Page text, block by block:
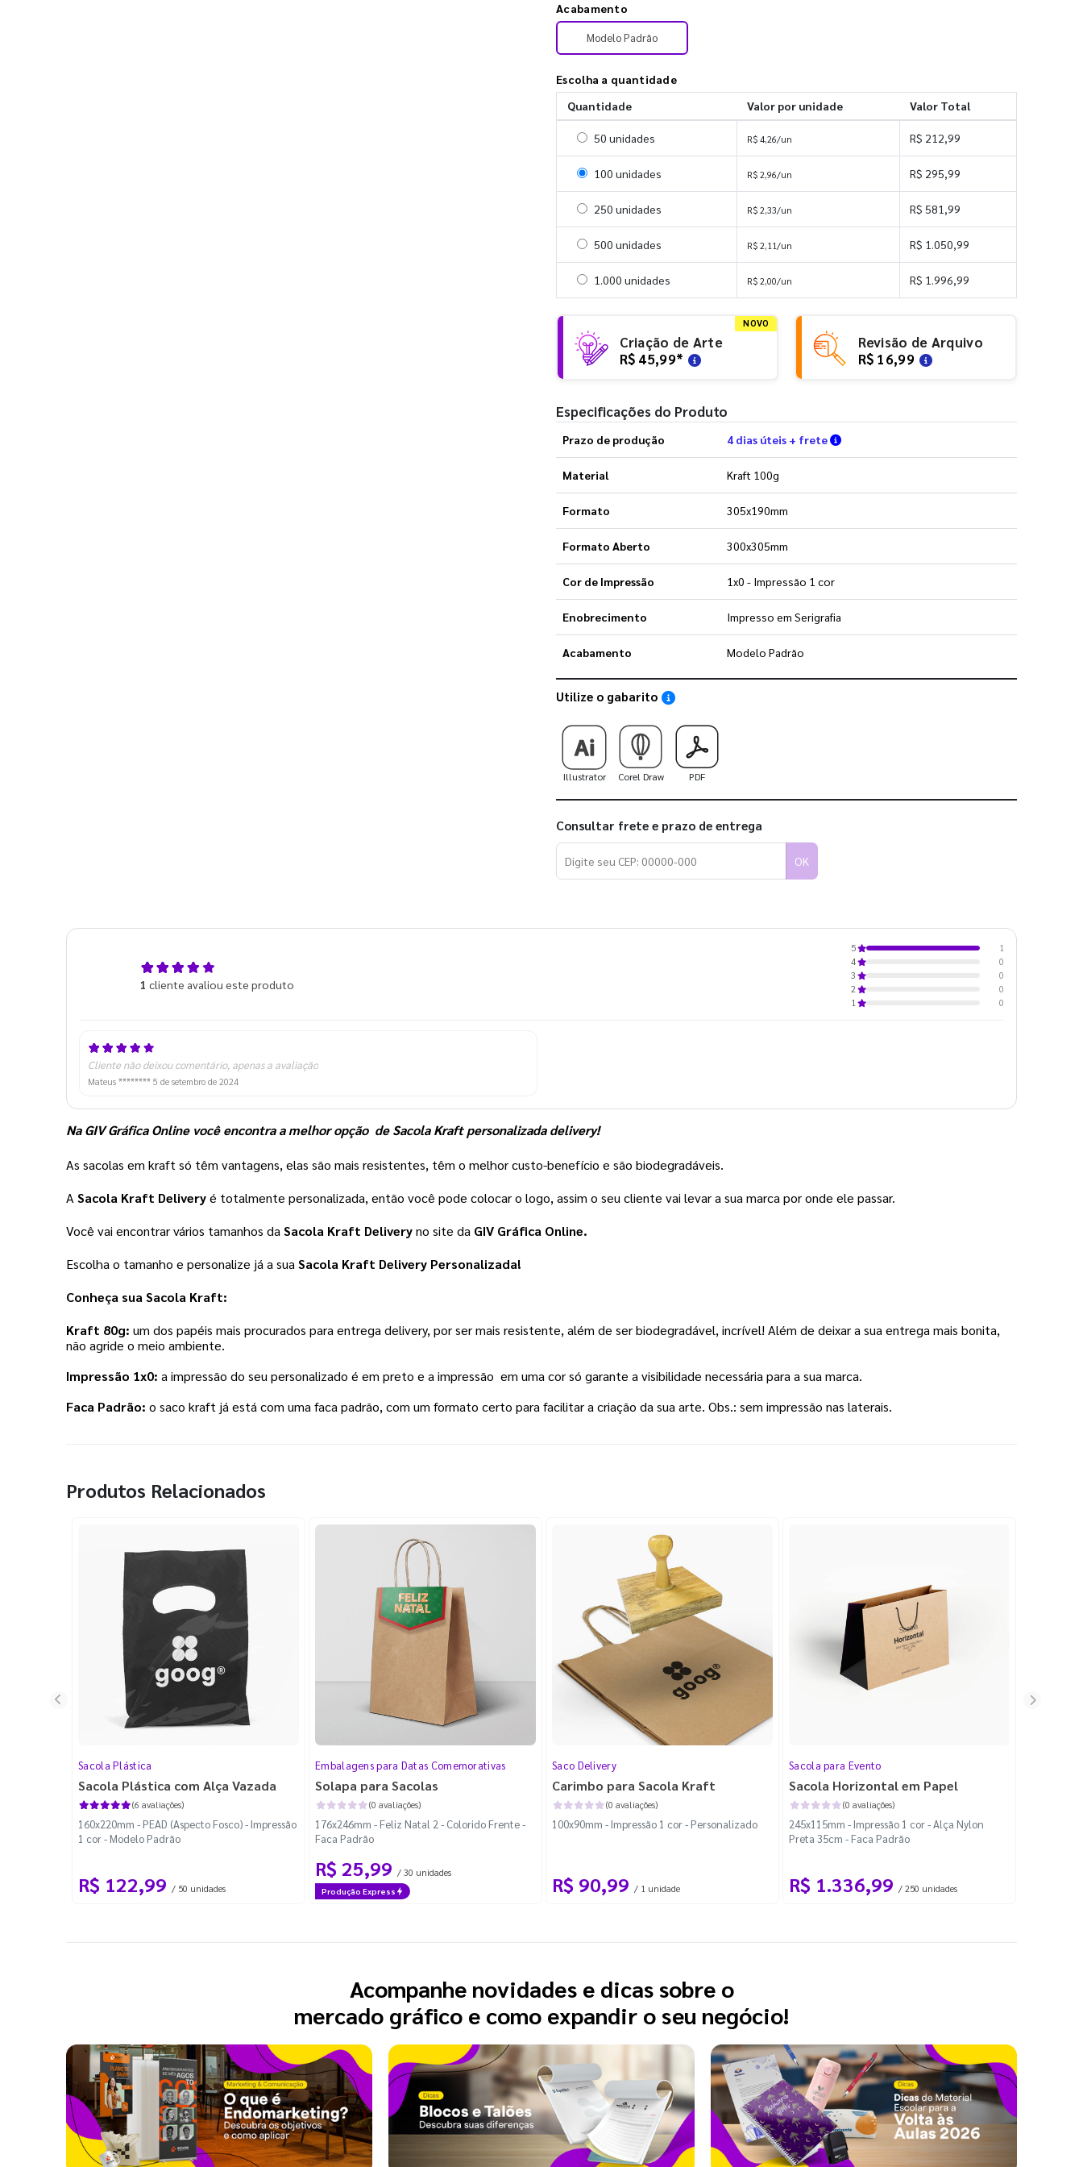
Acabamento
Modelo Padrão
Escolha a quantidade
Quantidade
Valor por unidade Valor Total
Selecionar 50 unidades
50 unidades R$ 4,26/un R$ 212,99
Selecionar 100 unidades
100 unidades R$ 2,96/un R$ 295,99
Selecionar 250 unidades
250 unidades R$ 2,33/un R$ 581,99
Selecionar 500 unidades
500 unidades R$ 2,11/un R$ 1.050,99
Selecionar 1000 unidades
1.000 unidades R$ 2,00/un R$ 1.996,99
NOVO
Criação de Arte
R$ 45,99*
Revisão de Arquivo
R$ 16,99
Especificações do Produto
Prazo de produção 4 dias úteis + frete Verifique as condições de entrega
Material Kraft 100g
Formato 305x190mm
Formato Aberto 300x305mm
Cor de Impressão 1x0 - Impressão 1 cor
Enobrecimento Impresso em Serigrafia
Acabamento Modelo Padrão
Utilize o gabarito Saiba como utilizar os nossos gabaritos
Illustrator Corel Draw PDF
Consultar frete e prazo de entrega
OK
1 cliente avaliou este produto
5
1
4
0
3
0
2
0
1
0
Cliente não deixou comentário, apenas a avaliação
Mateus ******** 5 de setembro de 2024
Na GIV Gráfica Online você encontra a melhor opção  de Sacola Kraft personalizada delivery!
As sacolas em kraft só têm vantagens, elas são mais resistentes, têm o melhor custo-benefício e são biodegradáveis.
A Sacola Kraft Delivery é totalmente personalizada, então você pode colocar o logo, assim o seu cliente vai levar a sua marca por onde ele passar.
Você vai encontrar vários tamanhos da Sacola Kraft Delivery no site da GIV Gráfica Online.
Escolha o tamanho e personalize já a sua Sacola Kraft Delivery Personalizada!
Conheça sua Sacola Kraft:
Kraft 80g: um dos papéis mais procurados para entrega delivery, por ser mais resistente, além de ser biodegradável, incrível! Além de deixar a sua entrega mais bonita,
não agride o meio ambiente.
Impressão 1x0: a impressão do seu personalizado é em preto e a impressão  em uma cor só garante a visibilidade necessária para a sua marca.
Faca Padrão: o saco kraft já está com uma faca padrão, com um formato certo para facilitar a criação da sua arte. Obs.: sem impressão nas laterais.
Produtos Relacionados
Sacola Plástica
Sacola Plástica com Alça Vazada
(6 avaliações)
160x220mm - PEAD (Aspecto Fosco) - Impressão
1 cor - Modelo Padrão
R$ 122,99 / 50 unidades
Embalagens para Datas Comemorativas
Solapa para Sacolas
(0 avaliações)
176x246mm - Feliz Natal 2 - Colorido Frente -
Faca Padrão
R$ 25,99 / 30 unidades
Produção Express
Saco Delivery
Carimbo para Sacola Kraft
(0 avaliações)
100x90mm - Impressão 1 cor - Personalizado
R$ 90,99 / 1 unidade
Sacola para Evento
Sacola Horizontal em Papel
(0 avaliações)
245x115mm - Impressão 1 cor - Alça Nylon
Preta 35cm - Faca Padrão
R$ 1.336,99 / 250 unidades
Acompanhe novidades e dicas sobre o
mercado gráfico e como expandir o seu negócio!